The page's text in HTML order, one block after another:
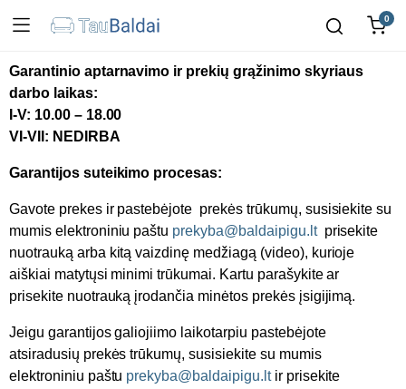
0
Garantinio aptarnavimo ir prekių grąžinimo skyriaus
darbo laikas:
I-V: 10.00 – 18.00
VI-VII: NEDIRBA
Garantijos suteikimo procesas:
Gavote prekes ir pastebėjote prekės trūkumų, susisiekite su
mumis elektroniniu paštu prekyba@baldaipigu.ltprisekite
nuotrauką arba kitą vaizdinę medžiagą (video), kurioje
aiškiai matytųsi minimi trūkumai. Kartu parašykite ar
prisekite nuotrauką įrodančia minėtos prekės įsigijimą.
Jeigu garantijos galiojiimo laikotarpiu pastebėjote
atsiradusių prekės trūkumų, susisiekite su mumis
elektroniniu paštu prekyba@baldaipigu.ltir prisekite